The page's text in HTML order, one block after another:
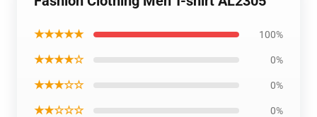
★★★★★ 100%
★★★★☆ 0%
★★★☆☆ 0%
★★☆☆☆ 0%